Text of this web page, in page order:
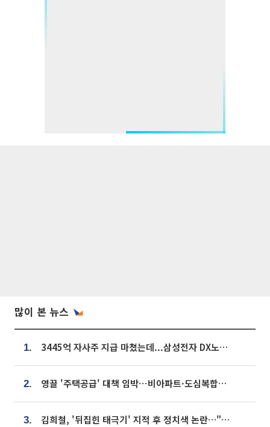
많이 본 뉴스
1. 3445억 자사주 지급 마쳤는데...삼성전자 DX노조, 뒤늦은 '떼쓰기 집회'
2. 영끌 '주택공급' 대책 임박⋯비아파트·도심복합까지 총동원
3. 김희철, '뒤집힌 태극기' 지적 후 정치색 논란…"좌우 떠나 우리나라 국기"